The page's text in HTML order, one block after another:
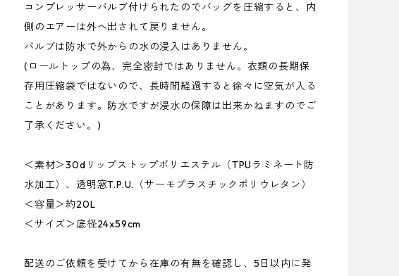
コンプレッサーバルブ付けられたのでバッグを圧縮すると、内
側のエアーは外へ出されて戻りません。
バルブは防水で外からの水の浸入はありません。
(ロールトップの為、完全密封ではありません。衣類の長期保
存用圧縮袋ではないので、長時間経過すると徐々に空気が入る
ことがあります。防水ですが浸水の保障は出来かねますのでご
了承ください。)
＜素材＞30dリップストップポリエステル（TPUラミネート防
水加工）、透明窓T.P.U.（サーモプラスチックポリウレタン）
＜容量＞約20L
＜サイズ＞底径24x59cm
配送のご依頼を受けてから在庫の有無を確認し、5日以内に発